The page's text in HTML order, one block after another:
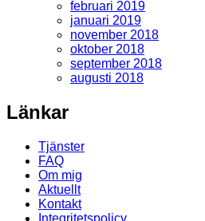
februari 2019
januari 2019
november 2018
oktober 2018
september 2018
augusti 2018
Länkar
Tjänster
FAQ
Om mig
Aktuellt
Kontakt
Integritetspolicy